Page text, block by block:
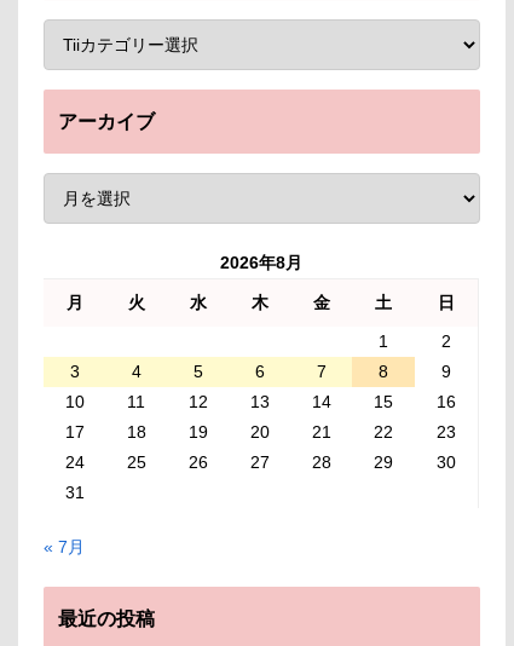
アーカイブ
2026年8月
月 火 水 木 金 土
日
1
2
3
4 5 6 7 8
9
10
11 12 13 14 15
16
17
18 19 20 21 22
23
24
25 26 27 28 29
30
31
« 7月
最近の投稿